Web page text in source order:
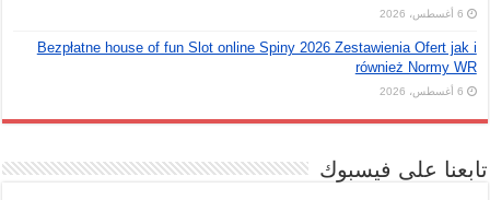
6 أغسطس، 2026
Bezpłatne house of fun Slot online Spiny 2026 Zestawienia Ofert jak i
również Normy WR
6 أغسطس، 2026
تابعنا على فيسبوك